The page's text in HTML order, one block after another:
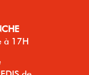
à 17H
de